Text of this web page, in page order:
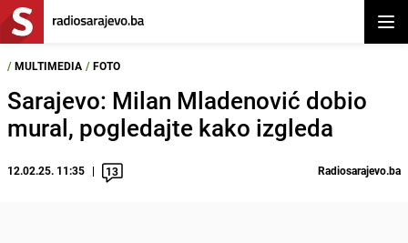
/ MULTIMEDIA / FOTO
Sarajevo: Milan Mladenović dobio
mural, pogledajte kako izgleda
12.02.25. 11:35 13 Radiosarajevo.ba